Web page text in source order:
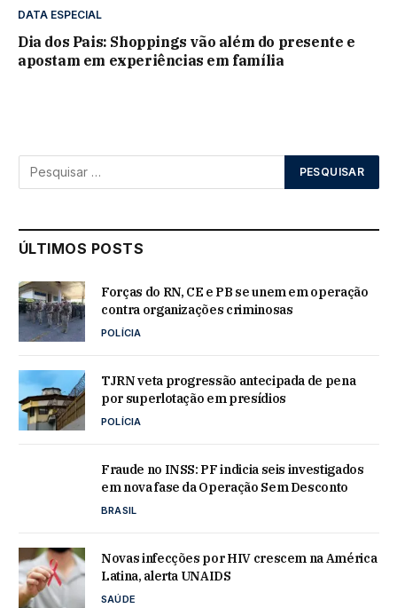
DATA ESPECIAL
Dia dos Pais: Shoppings vão além do presente e
apostam em experiências em família
ÚLTIMOS POSTS
Forças do RN, CE e PB se unem em operação
contra organizações criminosas
POLÍCIA
TJRN veta progressão antecipada de pena
por superlotação em presídios
POLÍCIA
Fraude no INSS: PF indicia seis investigados
em nova fase da Operação Sem Desconto
BRASIL
Novas infecções por HIV crescem na América
Latina, alerta UNAIDS
SAÚDE